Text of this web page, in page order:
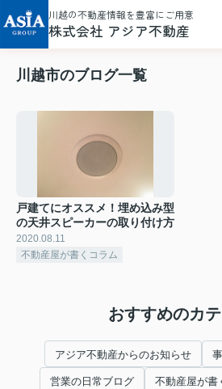
川越の不動産情報を豊富にご用意
株式会社 アジア不動産
川越市のブログ一覧
戸建てにオススメ！埋め込み型
の天井スピーカーの取り付け方
2020.08.11
不動産屋が書くコラム
おすすめのカ
アジア不動産からのお知らせ
営業の日常ブログ 不動産屋が書